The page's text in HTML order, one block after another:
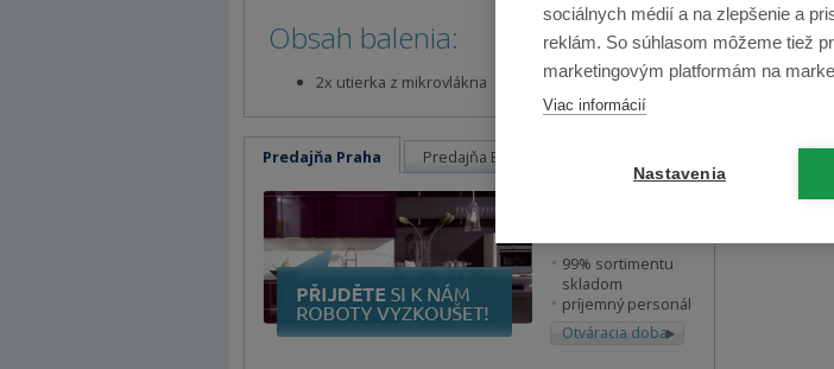
Obsah balenia:
2x utierka z mikrovlákna
Predajňa Praha Predajňa Brno
99% sortimentu
skladom
príjemný personál
Otváracia doba
sociálnych médií a na zlepšenie a
reklám. So súhlasom môžeme tiež
marketingovým platformám na
Viac informácií
Nastavenia